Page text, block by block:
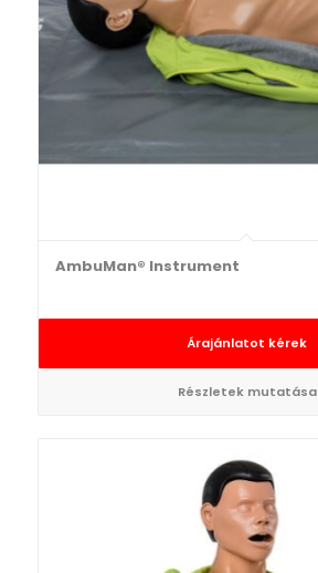
AmbuMan® Instrument
Árajánlatot kérek
Részletek mutatása